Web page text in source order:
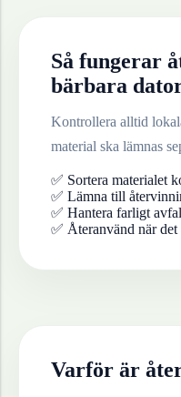
Så fungerar
bärbara
Kontrollera alltid
material ska lämnas
✅ Sortera materialet
✅ Lämna till
✅ Hantera farligt
✅ Återanvänd när
Varför är